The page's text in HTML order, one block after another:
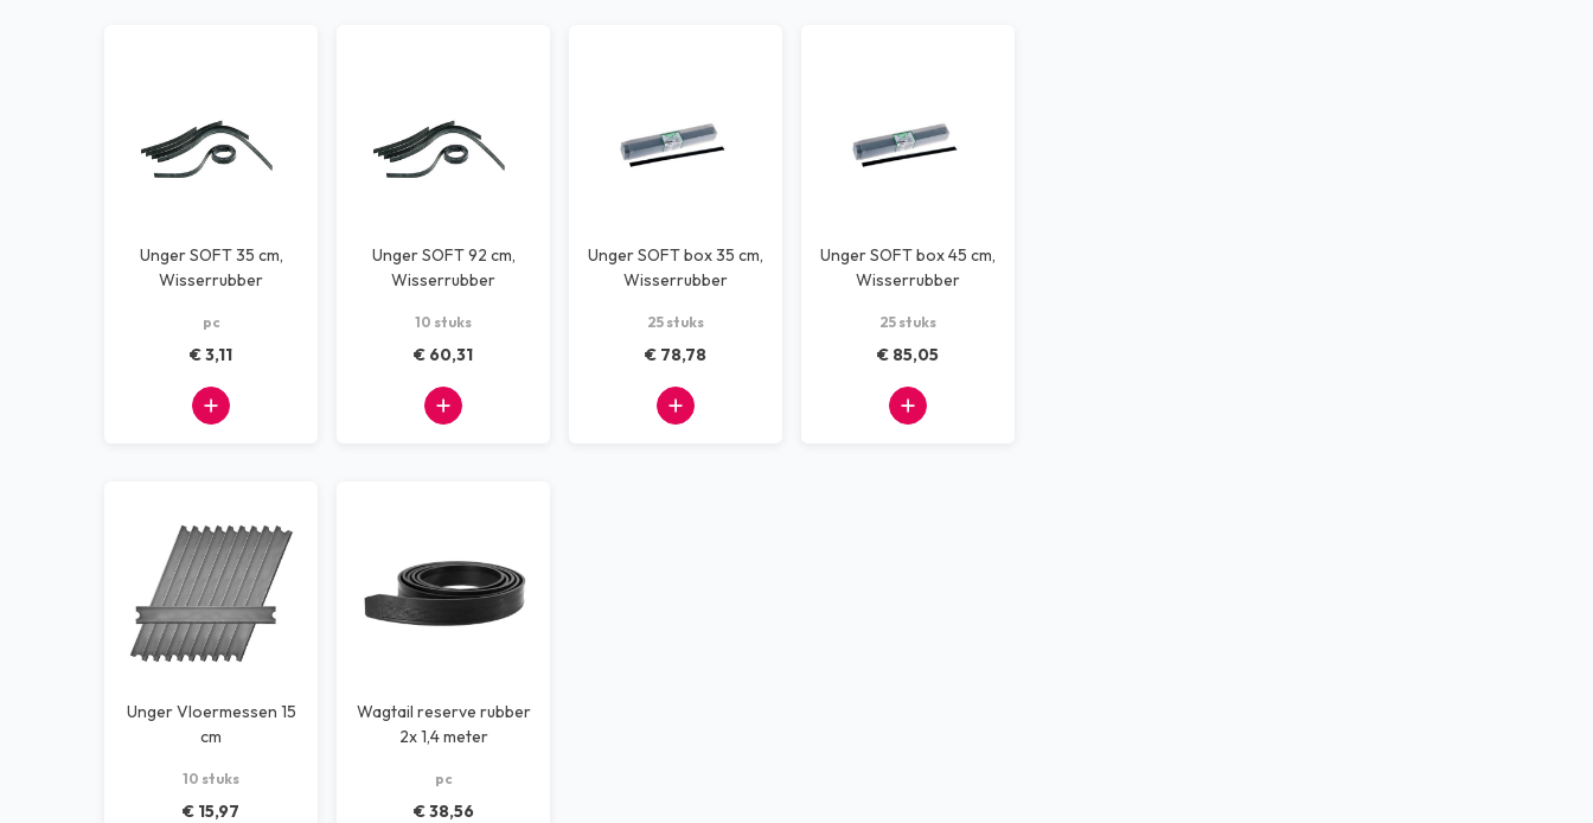
Unger SOFT 35 cm,
Wisserrubber
pc
€ 3,11
Unger SOFT 92 cm,
Wisserrubber
10 stuks
€ 60,31
Unger SOFT box 35 cm,
Wisserrubber
25 stuks
€ 78,78
Unger SOFT box 45 cm,
Wisserrubber
25 stuks
€ 85,05
Unger Vloermessen 15
cm
10 stuks
€ 15,97
Wagtail reserve rubber
2x 1,4 meter
pc
€ 38,56